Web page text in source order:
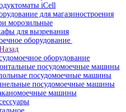
iCell
для магазиностроения
морозильные
для вызревания
оборудование
оборудование
посудомоечные машины
посудомоечные машины
посудомоечные машины
машины